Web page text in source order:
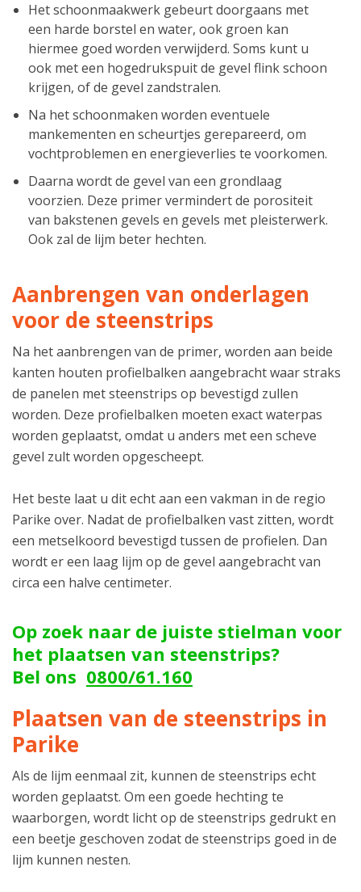
Het schoonmaakwerk gebeurt doorgaans met
een harde borstel en water, ook groen kan
hiermee goed worden verwijderd. Soms kunt u
ook met een hogedrukspuit de gevel flink schoon
krijgen, of de gevel zandstralen.
Na het schoonmaken worden eventuele
mankementen en scheurtjes gerepareerd, om
vochtproblemen en energieverlies te voorkomen.
Daarna wordt de gevel van een grondlaag
voorzien. Deze primer vermindert de porositeit
van bakstenen gevels en gevels met pleisterwerk.
Ook zal de lijm beter hechten.
Aanbrengen van onderlagen
voor de steenstrips
Na het aanbrengen van de primer, worden aan beide
kanten houten profielbalken aangebracht waar straks
de panelen met steenstrips op bevestigd zullen
worden. Deze profielbalken moeten exact waterpas
worden geplaatst, omdat u anders met een scheve
gevel zult worden opgescheept.
Het beste laat u dit echt aan een vakman in de regio
Parike over. Nadat de profielbalken vast zitten, wordt
een metselkoord bevestigd tussen de profielen. Dan
wordt er een laag lijm op de gevel aangebracht van
circa een halve centimeter.
Op zoek naar de juiste stielman voor
het plaatsen van steenstrips?
Bel ons 0800/61.160
Plaatsen van de steenstrips in
Parike
Als de lijm eenmaal zit, kunnen de steenstrips echt
worden geplaatst. Om een goede hechting te
waarborgen, wordt licht op de steenstrips gedrukt en
een beetje geschoven zodat de steenstrips goed in de
lijm kunnen nesten.